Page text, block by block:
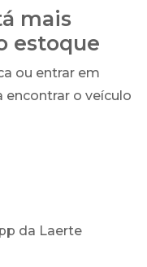
mais
estoque
ou entrar em
o veículo
da Laerte